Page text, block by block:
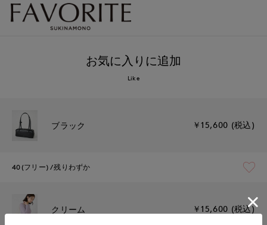
お気に入りに追加
Like
ブラック ￥15,600 (税込)
40(フリー) 残りわずか
クリーム ￥15,600 (税込)